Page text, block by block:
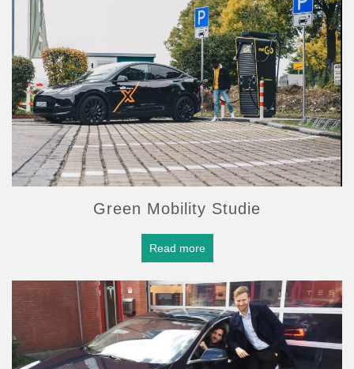
Green Mobility Studie
Read more